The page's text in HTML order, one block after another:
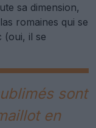
sa dimension,
romaines qui se
(oui, il se
sont
en